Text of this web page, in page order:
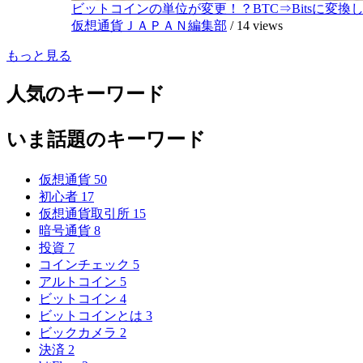
ビットコインの単位が変更！？BTC⇒Bitsに変換し
仮想通貨ＪＡＰＡＮ編集部 / 14 views
もっと見る
人気のキーワード
いま話題のキーワード
仮想通貨 50
初心者 17
仮想通貨取引所 15
暗号通貨 8
投資 7
コインチェック 5
アルトコイン 5
ビットコイン 4
ビットコインとは 3
ビックカメラ 2
決済 2